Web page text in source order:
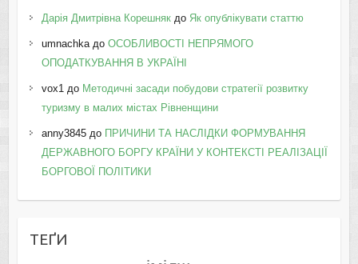
Дарія Дмитрівна Корешнякдо Як опублікувати статтю
umnachkaдо ОСОБЛИВОСТІ НЕПРЯМОГО
ОПОДАТКУВАННЯ В УКРАЇНІ
vox1до Методичні засади побудови стратегії розвитку
туризму в малих містах Рівненщини
anny3845до ПРИЧИНИ ТА НАСЛІДКИ ФОРМУВАННЯ
ДЕРЖАВНОГО БОРГУ КРАЇНИ У КОНТЕКСТІ РЕАЛІЗАЦІЇ
БОРГОВОЇ ПОЛІТИКИ
ТЕҐИ